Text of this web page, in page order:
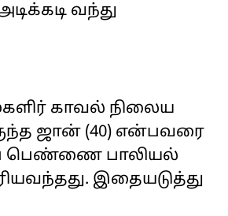
வந்து
காவல் நிலைய
ஜான் (40) என்பவரை
பெண்ணை பாலியல்
இதையடுத்து